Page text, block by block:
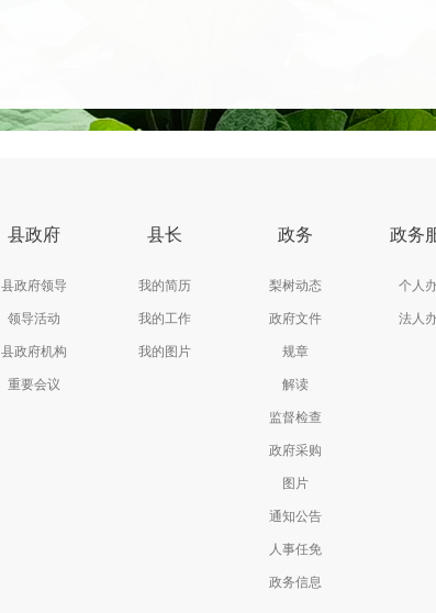
县政府
县政府领导
领导活动
县政府机构
重要会议
县长
我的简历
我的工作
我的图片
政务
梨树动态
政府文件
规章
解读
监督检查
政府采购
图片
通知公告
人事任免
政务信息
政务
个人
法人